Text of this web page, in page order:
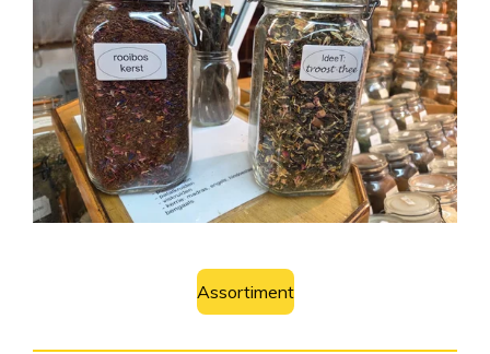
Assortiment